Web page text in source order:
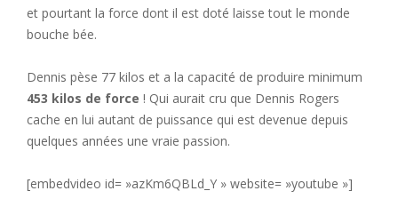
et pourtant la force dont il est doté laisse tout le monde
bouche bée.
Dennis pèse 77 kilos et a la capacité de produire minimum
453 kilos de force ! Qui aurait cru que Dennis Rogers
cache en lui autant de puissance qui est devenue depuis
quelques années une vraie passion.
[embedvideo id= »azKm6QBLd_Y » website= »youtube »]